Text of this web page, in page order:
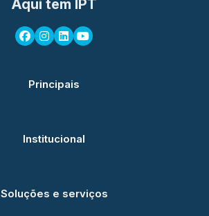
Aqui tem IPT
Principais
Institucional
Soluções e serviços